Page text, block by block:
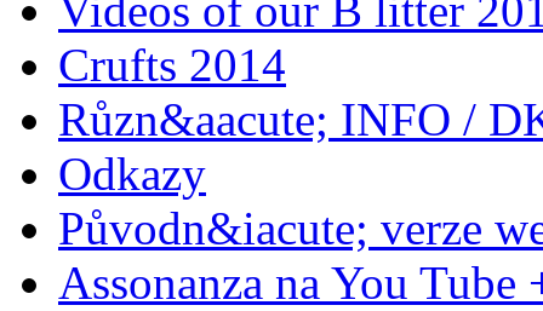
Crufts 2014
Různ&aacute; INFO /
Odkazy
Původn&iacute; verze
Assonanza na You Tube